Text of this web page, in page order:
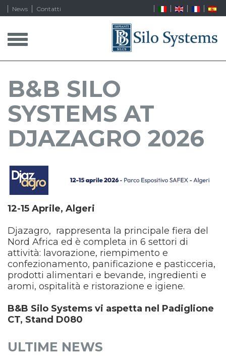
News Contatti
T
o
e
n
a
v
i
g
a
i
o
B&B SILO
SYSTEMS AT
DJAZAGRO 2026
12-15 Aprile, Algeri
Djazagro, rappresenta la principale fiera del
Nord Africa ed è completa in 6 settori di
attività: lavorazione, riempimento e
confezionamento, panificazione e pasticceria,
prodotti alimentari e bevande, ingredienti e
aromi, ospitalità e ristorazione e igiene.
B&B Silo Systems vi aspetta nel Padiglione
CT, Stand D080
ULTIME NEWS